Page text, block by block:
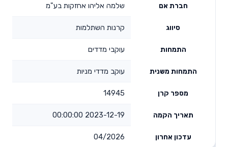
חברת אם שלמה אליהו אחזקות בע"מ
סיווג קרנות השתלמות
התמחות עוקבי מדדים
התמחות משנית עוקב מדדי מניות
מספר קרן 14945
תאריך הקמה 2023-12-19 00:00:00
עדכון אחרון 04/2026